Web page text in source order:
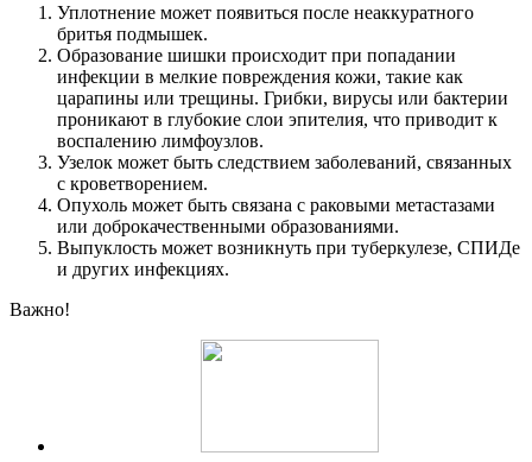
Уплотнение может появиться после неаккуратного
бритья подмышек.
Образование шишки происходит при попадании
инфекции в мелкие повреждения кожи, такие как
царапины или трещины. Грибки, вирусы или бактерии
проникают в глубокие слои эпителия, что приводит к
воспалению лимфоузлов.
Узелок может быть следствием заболеваний, связанных
с кроветворением.
Опухоль может быть связана с раковыми метастазами
или доброкачественными образованиями.
Выпуклость может возникнуть при туберкулезе, СПИДе
и других инфекциях.
Важно!